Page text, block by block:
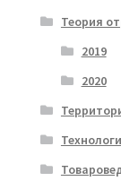
Теория
2019
2020